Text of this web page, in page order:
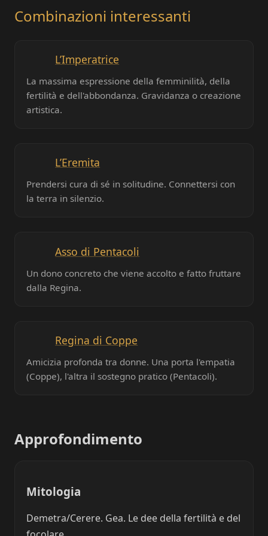
Combinazioni interessanti
L’Imperatrice
La massima espressione della femminilità, della
fertilità e dell'abbondanza. Gravidanza o creazione
artistica.
L’Eremita
Prendersi cura di sé in solitudine. Connettersi con
la terra in silenzio.
Asso di Pentacoli
Un dono concreto che viene accolto e fatto fruttare
dalla Regina.
Regina di Coppe
Amicizia profonda tra donne. Una porta l'empatia
(Coppe), l'altra il sostegno pratico (Pentacoli).
Approfondimento
Mitologia
Demetra/Cerere. Gea. Le dee della fertilità e del